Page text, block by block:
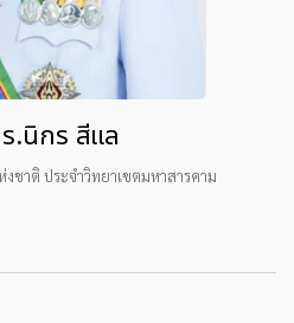
.นิกร สีแล
ชาติ ประจำวิทยาเขตมหาสารคาม